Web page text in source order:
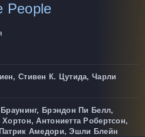
People
Стивен К. Цутида, Чарли
Брэндон Пи Белл,
Антониетта Робертсон,
Амедори, Эшли Блейн